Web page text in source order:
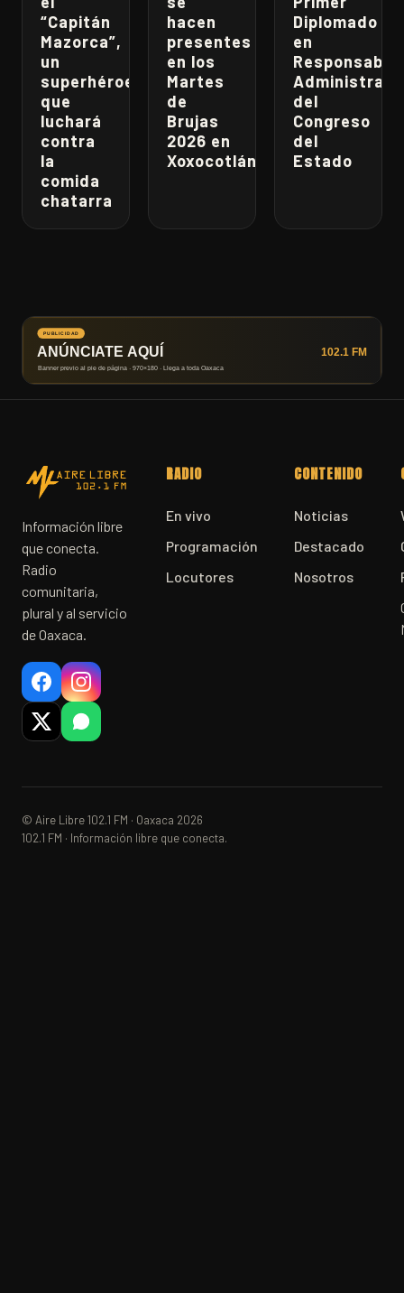
“Capitán
Mazorca”,
un
superhéroe
que
luchará
contra
la
comida
chatarra
hacen
presentes
en los
Martes
de
Brujas
2026 en
Xoxocotlán
Diplomado
en
del
Congreso
del
Estado
Información libre
que conecta.
Radio
comunitaria,
plural y al servicio
de Oaxaca.
RADIO
En vivo
Programación
Locutores
CONTENIDO
Noticias
Destacado
Nosotros
© Aire Libre 102.1 FM · Oaxaca 2026
102.1 FM · Información libre que conecta.